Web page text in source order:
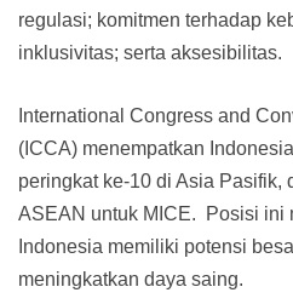
regulasi; komitmen terhadap
inklusivitas; serta aksesibilitas.
International Congress and
(ICCA) menempatkan
peringkat ke-10 di Asia Pasifik,
ASEAN untuk MICE. Posisi ini
Indonesia memiliki potensi
meningkatkan daya saing.